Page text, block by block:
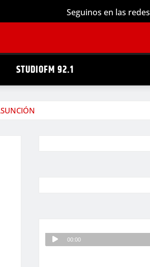
Seguinos en las redes
STUDIOFM 92.1